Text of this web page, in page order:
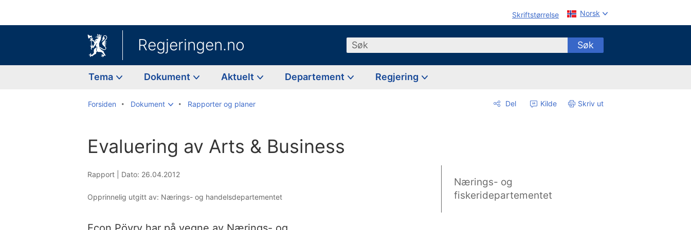
Skriftstørrelse Norsk
Regjeringen.no Søk Søk
Tema Dokument Aktuelt Departement Regjering
Forsiden Dokument Rapporter og planer Del Kilde Skriv ut
Evaluering av Arts & Business
Rapport | Dato: 26.04.2012
Opprinnelig utgitt av: Nærings- og handelsdepartementet
Nærings- og
fiskeridepartementet